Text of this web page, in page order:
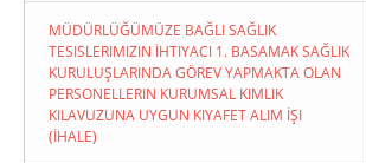
MÜDÜRLÜĞÜMÜZE BAĞLI SAĞLIK
TESISLERIMIZIN İHTIYACI 1. BASAMAK SAĞLIK
KURULUŞLARINDA GÖREV YAPMAKTA OLAN
PERSONELLERIN KURUMSAL KIMLIK
KILAVUZUNA UYGUN KIYAFET ALIM İŞI
(İHALE)